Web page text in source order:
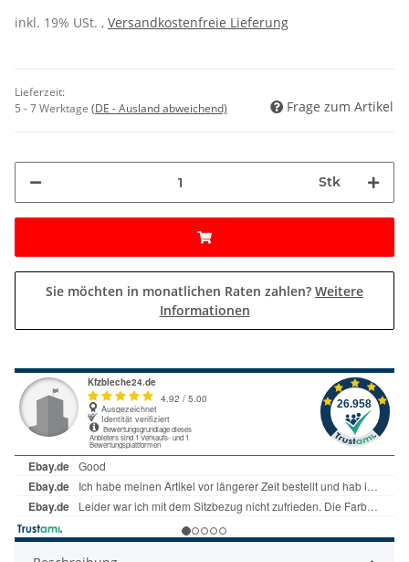
inkl. 19% USt. , Versandkostenfreie Lieferung
Lieferzeit:
5 - 7 Werktage (DE - Ausland abweichend) Frage zum Artikel
Stk
Sie möchten in monatlichen Raten zahlen? Weitere
Informationen